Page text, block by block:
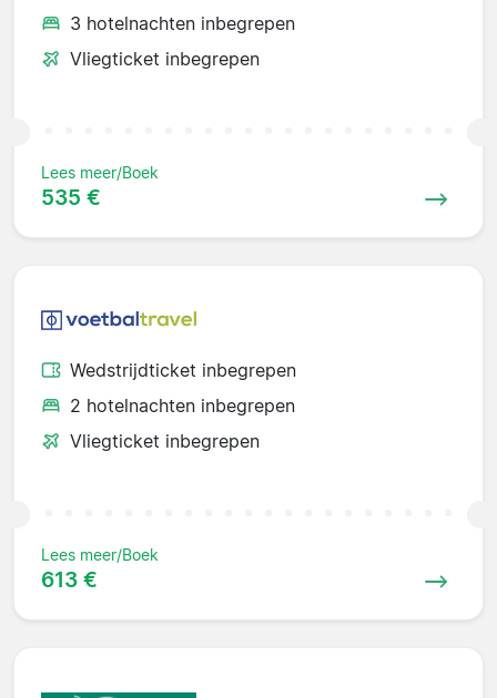
3 hotelnachten inbegrepen
Vliegticket inbegrepen
Lees meer/Boek
535 €
Wedstrijdticket inbegrepen
2 hotelnachten inbegrepen
Vliegticket inbegrepen
Lees meer/Boek
613 €